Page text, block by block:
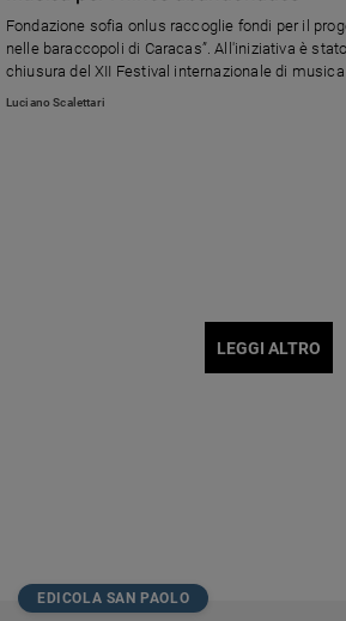
Fondazione sofia onlus raccoglie fondi per il
nelle baraccopoli di Caracas”. All'iniziativa è
chiusura del XII Festival internazionale di
eseguito da Illuminart philharmonic orchestra
Luciano Scalettari
LEGGI ALTRO
EDICOLA SAN PAOLO